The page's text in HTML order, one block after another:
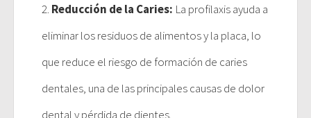
2. Reducción de la Caries: La profilaxis ayuda a
eliminar los residuos de alimentos y la placa, lo
que reduce el riesgo de formación de caries
dentales, una de las principales causas de dolor
dental y pérdida de dientes.